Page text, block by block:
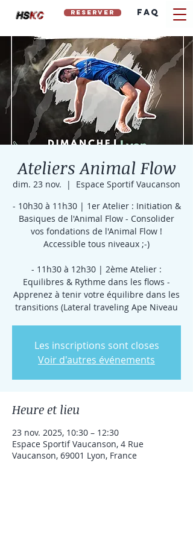
hskc reserver FAQ
Ateliers Animal Flow
dim. 23 nov.
  |
Espace Sportif Vaucanson
- 10h30 à 11h30 | 1er Atelier : Initiation &
Basiques de l'Animal Flow - Consolider
vos fondations de l'Animal Flow !
Accessible tous niveaux ;-)
- 11h30 à 12h30 | 2ème Atelier :
Equilibres & Rythme dans les flows -
Apprenez à tenir votre équilibre dans les
transitions (Lateral traveling Ape Niveau
Les inscriptions sont closes
Voir d'autres événements
Heure et lieu
23 nov. 2025, 10:30 – 12:30
Espace Sportif Vaucanson, 4 Rue
Vaucanson, 69001 Lyon, France